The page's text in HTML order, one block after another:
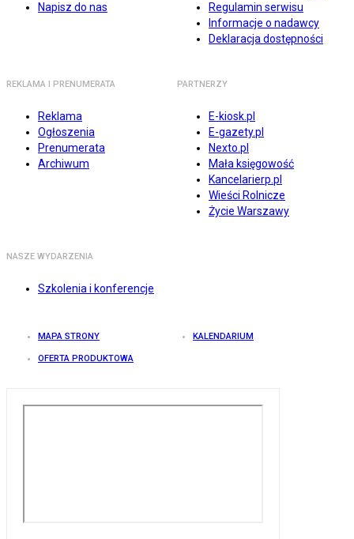
Napisz do nas
Regulamin serwisu
Informacje o nadawcy
Deklaracja dostępności
REKLAMA I PRENUMERATA
Reklama
Ogłoszenia
Prenumerata
Archiwum
PARTNERZY
E-kiosk.pl
E-gazety.pl
Nexto.pl
Mała księgowość
Kancelarierp.pl
Wieści Rolnicze
Życie Warszawy
NASZE WYDARZENIA
Szkolenia i konferencje
MAPA STRONY KALENDARIUM
OFERTA PRODUKTOWA